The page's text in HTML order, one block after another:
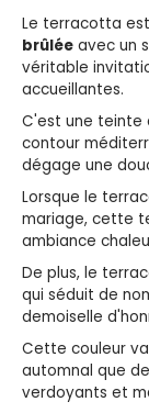
Le terracotta
brûlée avec un
véritable
accueillantes.
C'est une teinte
contour
dégage une
Lorsque le
mariage, cette
ambiance
De plus, le
qui séduit de
demoiselle
Cette couleur
automnal que
verdoyants et